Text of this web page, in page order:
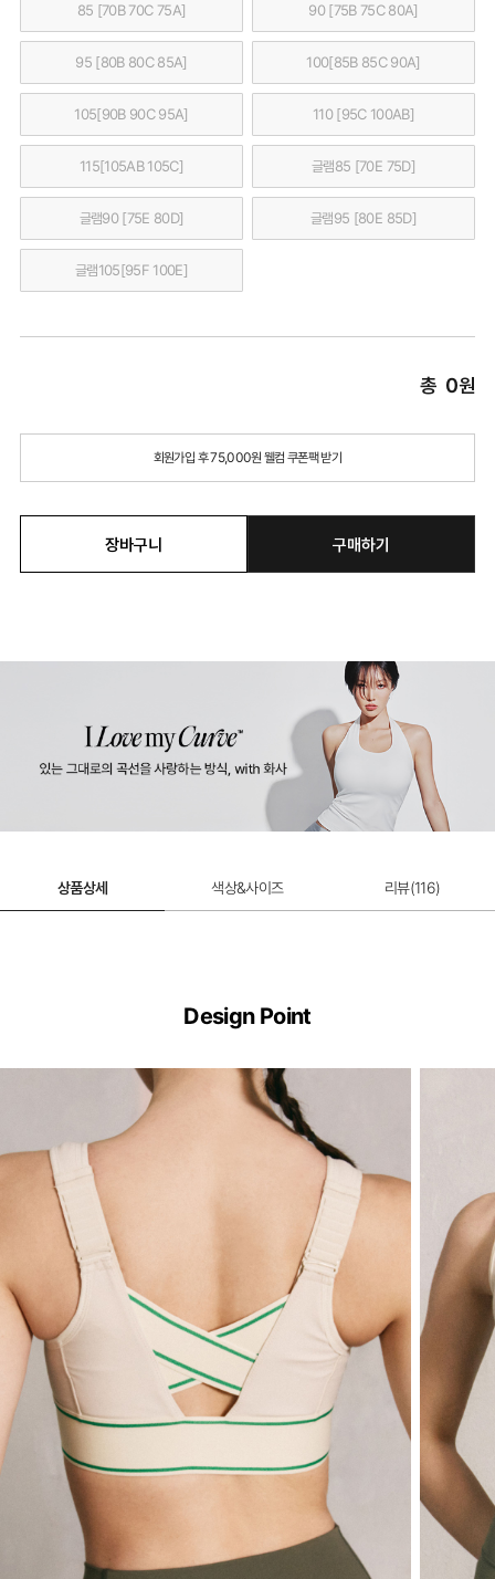
85 [70B 70C 75A] 90 [75B 75C 80A]
95 [80B 80C 85A] 100[85B 85C 90A]
105[90B 90C 95A] 110 [95C 100AB]
115[105AB 105C] 글램85 [70E 75D]
글램90 [75E 80D] 글램95 [80E 85D]
글램105[95F 100E]
총 0원
회원가입 후 75,000원 웰컴 쿠폰팩 받기
장바구니 구매하기
상품상세 색상&사이즈 리뷰(116)
Design Point